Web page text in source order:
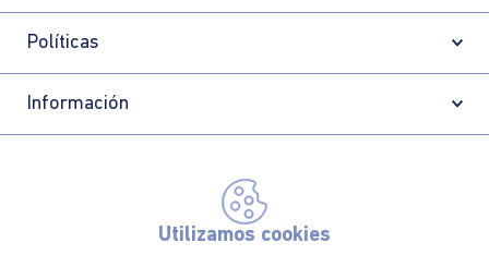
Utilizamos cookies
Políticas
Información